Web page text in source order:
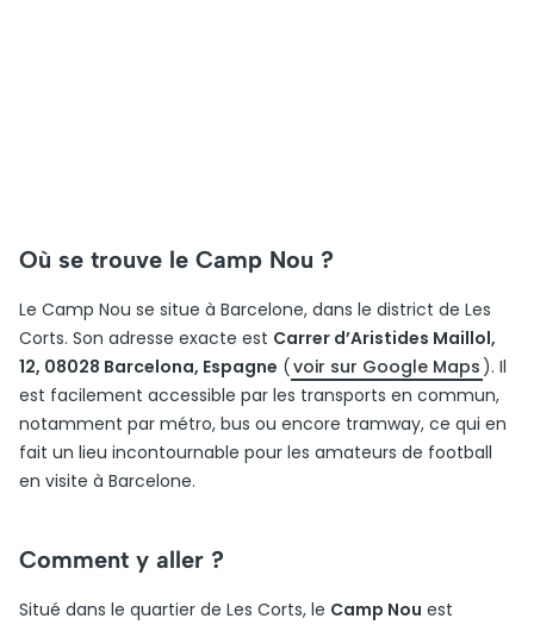
Où se trouve le Camp Nou ?
Le Camp Nou se situe à Barcelone, dans le district de Les
Corts. Son adresse exacte est Carrer d’Aristides Maillol,
12, 08028 Barcelona, Espagne (voir sur Google Maps ). Il
est facilement accessible par les transports en commun,
notamment par métro, bus ou encore tramway, ce qui en
fait un lieu incontournable pour les amateurs de football
en visite à Barcelone.
Comment y aller ?
Situé dans le quartier de Les Corts, le Camp Nou est